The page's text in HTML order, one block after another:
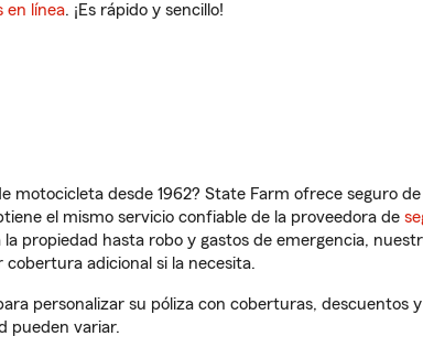
en línea. ¡Es rápido y sencillo!
motocicleta desde 1962? State Farm ofrece seguro
el mismo servicio confiable de la proveedora de
la propiedad hasta robo y gastos de emergencia,
cobertura adicional si la necesita.
personalizar su póliza con coberturas, descuentos
pueden variar.